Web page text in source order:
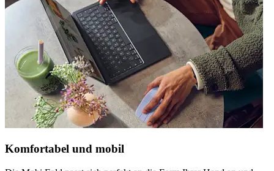
Komfortabel und mobil